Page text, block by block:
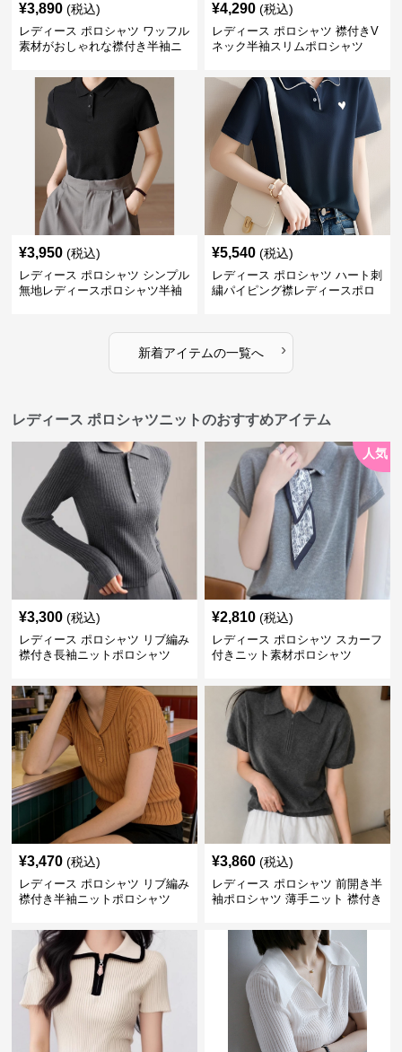
¥3,890 (税込)
レディース ポロシャツ ワッフル
素材がおしゃれな襟付き半袖ニ
¥4,290 (税込)
レディース ポロシャツ 襟付きV
ネック半袖スリムポロシャツ
¥3,950 (税込)
レディース ポロシャツ シンプル
無地レディースポロシャツ半袖
¥5,540 (税込)
レディース ポロシャツ ハート刺
繍パイピング襟レディースポロ
新着アイテムの一覧へ ›
レディース ポロシャツニットのおすすめアイテム
¥3,300 (税込)
レディース ポロシャツ リブ編み
襟付き長袖ニットポロシャツ
人気
¥2,810 (税込)
レディース ポロシャツ スカーフ
付きニット素材ポロシャツ
¥3,470 (税込)
レディース ポロシャツ リブ編み
襟付き半袖ニットポロシャツ
¥3,860 (税込)
レディース ポロシャツ 前開き半
袖ポロシャツ 薄手ニット 襟付き